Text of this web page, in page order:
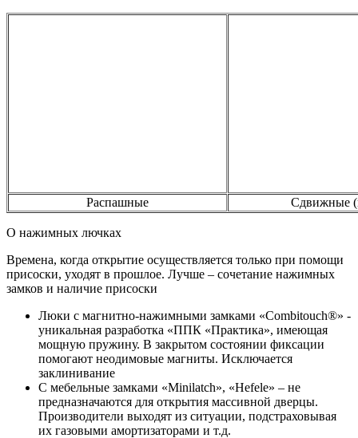
Распашные Сдвижные
О нажимных лючках
Времена, когда открытие осуществляется только при помощи
присоски, уходят в прошлое. Лучше – сочетание нажимных
замков и наличие присоски
Люки с магнитно-нажимными замками «Combitouch®» -
уникальная разработка «ППК «Практика», имеющая
мощную пружину. В закрытом состоянии фиксации
помогают неодимовые магниты. Исключается
заклинивание
С мебельные замками «Minilatch», «Hefele» – не
предназначаются для открытия массивной дверцы.
Производители выходят из ситуации, подстраховывая
их газовыми амортизаторами и т.д.